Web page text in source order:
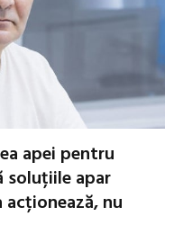
apei pentru
soluțiile apar
nu